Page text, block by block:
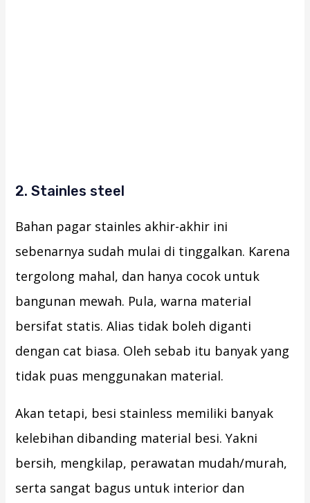
2. Stainles steel
Bahan pagar stainles akhir-akhir ini
sebenarnya sudah mulai di tinggalkan. Karena
tergolong mahal, dan hanya cocok untuk
bangunan mewah. Pula, warna material
bersifat statis. Alias tidak boleh diganti
dengan cat biasa. Oleh sebab itu banyak yang
tidak puas menggunakan material.
Akan tetapi, besi stainless memiliki banyak
kelebihan dibanding material besi. Yakni
bersih, mengkilap, perawatan mudah/murah,
serta sangat bagus untuk interior dan